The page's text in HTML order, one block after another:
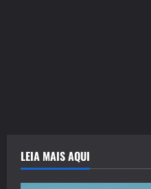
LEIA MAIS AQUI